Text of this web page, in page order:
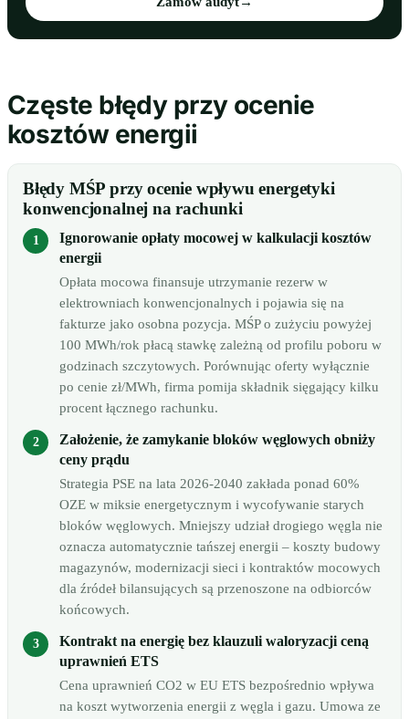
Częste błędy przy ocenie
kosztów energii
Błędy MŚP przy ocenie wpływu energetyki
konwencjonalnej na rachunki
Ignorowanie opłaty mocowej w kalkulacji kosztów
energii
Opłata mocowa finansuje utrzymanie rezerw w
elektrowniach konwencjonalnych i pojawia się na
fakturze jako osobna pozycja. MŚP o zużyciu powyżej
100 MWh/rok płacą stawkę zależną od profilu poboru w
godzinach szczytowych. Porównując oferty wyłącznie
po cenie zł/MWh, firma pomija składnik sięgający kilku
procent łącznego rachunku.
Założenie, że zamykanie bloków węglowych obniży
ceny prądu
Strategia PSE na lata 2026-2040 zakłada ponad 60%
OZE w miksie energetycznym i wycofywanie starych
bloków węglowych. Mniejszy udział drogiego węgla nie
oznacza automatycznie tańszej energii – koszty budowy
magazynów, modernizacji sieci i kontraktów mocowych
dla źródeł bilansujących są przenoszone na odbiorców
końcowych.
Kontrakt na energię bez klauzuli waloryzacji ceną
uprawnień ETS
Cena uprawnień CO2 w EU ETS bezpośrednio wpływa
na koszt wytworzenia energii z węgla i gazu. Umowa ze